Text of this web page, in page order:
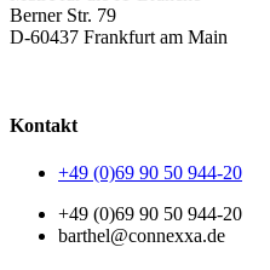
Berner Str. 79
D-60437 Frankfurt am Main
Kontakt
+49 (0)69 90 50 944-20
+49 (0)69 90 50 944-20
barthel@connexxa.de